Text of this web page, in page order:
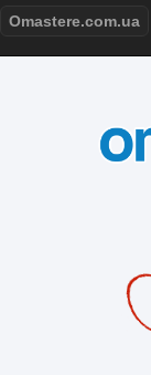
Omastere.com.ua